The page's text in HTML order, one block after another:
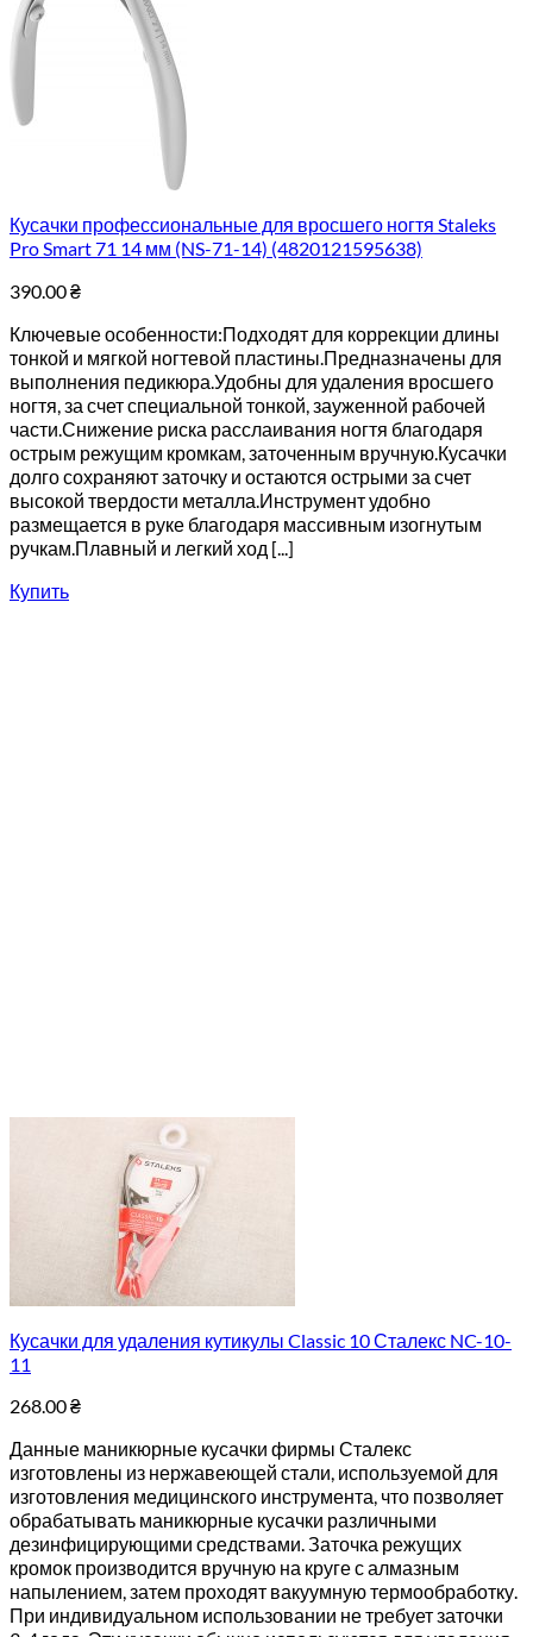
Кусачки профессиональные для вросшего ногтя Staleks
Pro Smart 71 14 мм (NS-71-14) (4820121595638)
390.00₴
Ключевые особенности:Подходят для коррекции длины
тонкой и мягкой ногтевой пластины.Предназначены для
выполнения педикюра.Удобны для удаления вросшего
ногтя, за счет специальной тонкой, зауженной рабочей
части.Снижение риска расслаивания ногтя благодаря
острым режущим кромкам, заточенным вручную.Кусачки
долго сохраняют заточку и остаются острыми за счет
высокой твердости металла.Инструмент удобно
размещается в руке благодаря массивным изогнутым
ручкам.Плавный и легкий ход [...]
Купить
Кусачки для удаления кутикулы Classic 10 Сталекс NC-10-
11
268.00₴
Данные маникюрные кусачки фирмы Сталекс
изготовлены из нержавеющей стали, используемой для
изготовления медицинского инструмента, что позволяет
обрабатывать маникюрные кусачки различными
дезинфицирующими средствами. Заточка режущих
кромок производится вручную на круге с алмазным
напылением, затем проходят вакуумную термообработку.
При индивидуальном использовании не требует заточки